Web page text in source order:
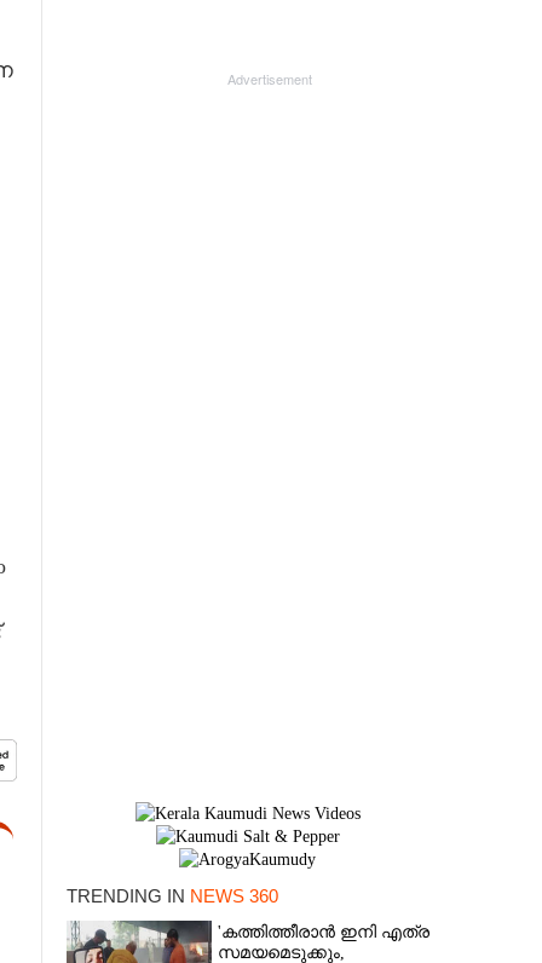
Advertisement
TRENDING IN NEWS 360
'കത്തിത്തീരാൻ ഇനി എത്ര
സമയമെടുക്കും,
×